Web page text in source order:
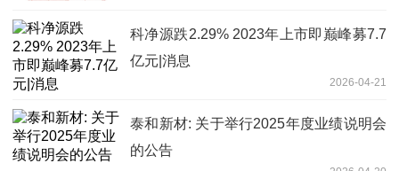
科净源跌2.29% 2023年上市即巅峰募7.7
亿元|消息
2026-04-21
泰和新材: 关于举行2025年度业绩说明会
的公告